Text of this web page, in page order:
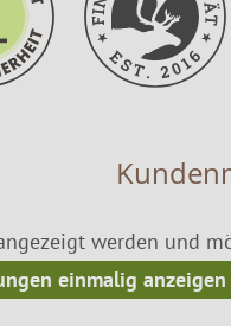
werden und
einmalig anzeigen